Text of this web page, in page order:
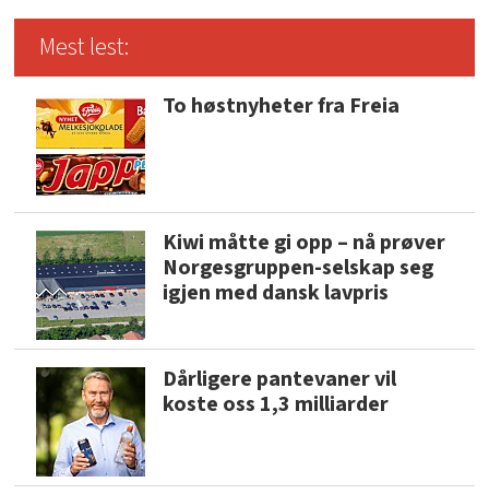
Mest lest:
To høstnyheter fra Freia
Kiwi måtte gi opp – nå prøver
Norgesgruppen-selskap seg
igjen med dansk lavpris
Dårligere pantevaner vil
koste oss 1,3 milliarder